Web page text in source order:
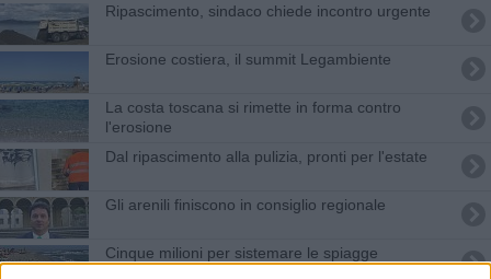
Ripascimento, sindaco chiede incontro urgente
Erosione costiera, il summit Legambiente
La costa toscana si rimette in forma contro
l'erosione
Dal ripascimento alla pulizia, pronti per l'estate
Gli arenili finiscono in consiglio regionale
Cinque milioni per sistemare le spiagge